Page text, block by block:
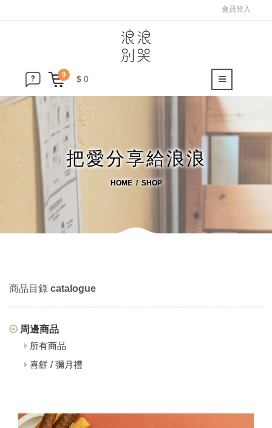
會員登入
0 $ 0
把愛分享給浪浪
HOME SHOP
商品目錄 catalogue
周邊商品
所有商品
喜餅 / 彌月禮